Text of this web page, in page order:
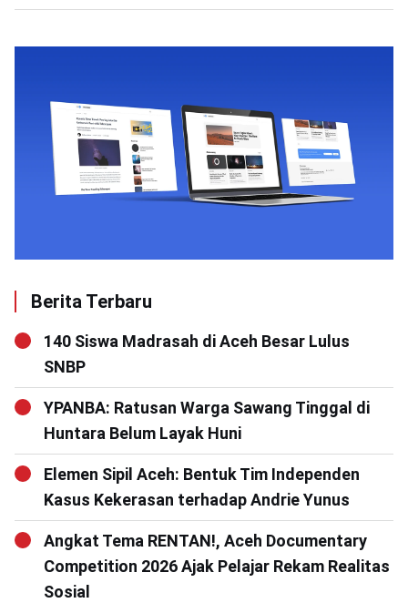
Berita Terbaru
140 Siswa Madrasah di Aceh Besar Lulus
SNBP
YPANBA: Ratusan Warga Sawang Tinggal di
Huntara Belum Layak Huni
Elemen Sipil Aceh: Bentuk Tim Independen
Kasus Kekerasan terhadap Andrie Yunus
Angkat Tema RENTAN!, Aceh Documentary
Competition 2026 Ajak Pelajar Rekam Realitas
Sosial